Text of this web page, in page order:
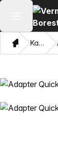
Otvaranje
Dom Katalog